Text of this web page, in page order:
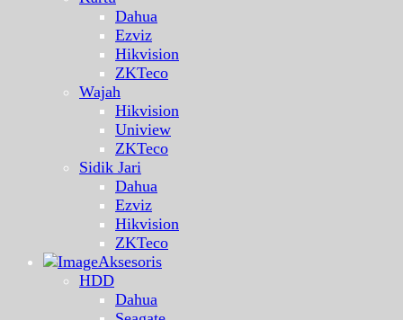
Dahua
Ezviz
Hikvision
ZKTeco
Wajah
Hikvision
Uniview
ZKTeco
Sidik Jari
Dahua
Ezviz
Hikvision
ZKTeco
Aksesoris
HDD
Dahua